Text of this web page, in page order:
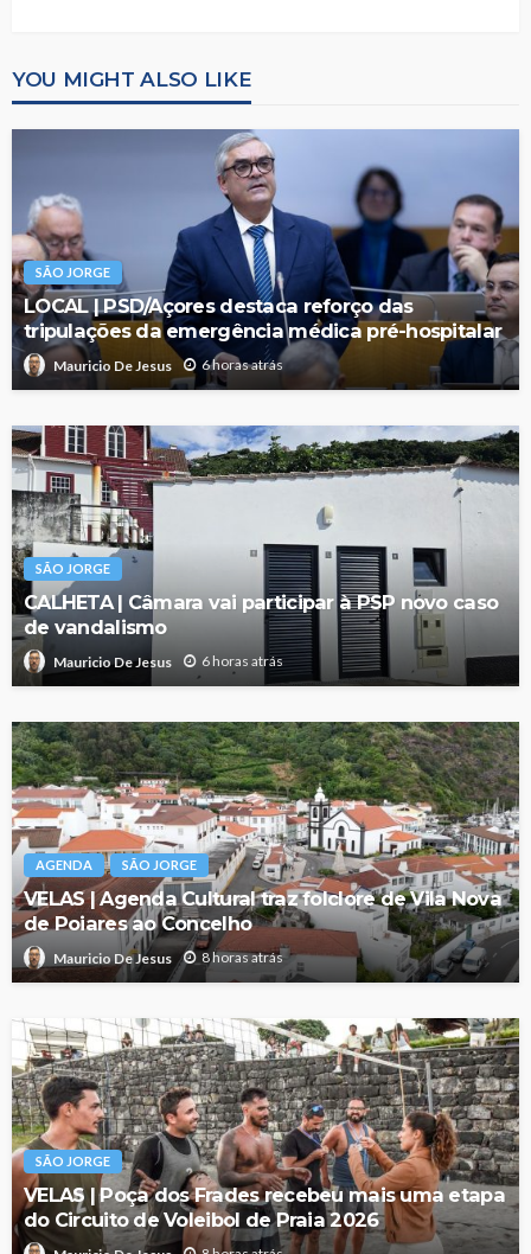
YOU MIGHT ALSO LIKE
SÃO JORGE
LOCAL | PSD/Açores destaca reforço das
tripulações da emergência médica pré-hospitalar
Mauricio De Jesus 6 horas atrás
SÃO JORGE
CALHETA | Câmara vai participar à PSP novo caso
de vandalismo
Mauricio De Jesus 6 horas atrás
AGENDA SÃO JORGE
VELAS | Agenda Cultural traz folclore de Vila Nova
de Poiares ao Concelho
Mauricio De Jesus 8 horas atrás
SÃO JORGE
VELAS | Poça dos Frades recebeu mais uma etapa
do Circuito de Voleibol de Praia 2026